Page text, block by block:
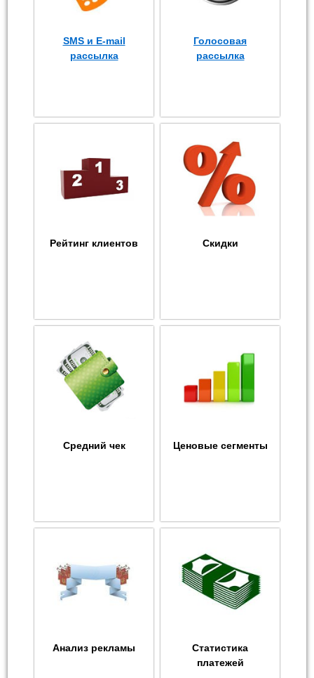
SMS и E-mail
рассылка
Голосовая
рассылка
Рейтинг клиентов Скидки
Средний чек Ценовые сегменты
Анализ рекламы
Статистика
платежей